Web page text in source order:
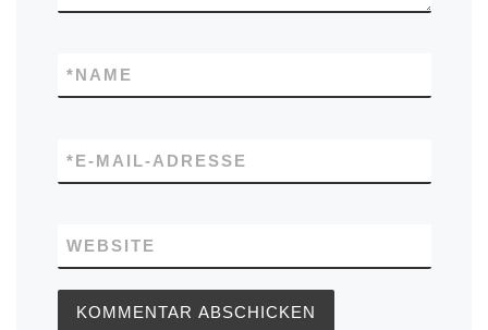
NAME
*
E-MAIL-ADRESSE
*
WEBSITE